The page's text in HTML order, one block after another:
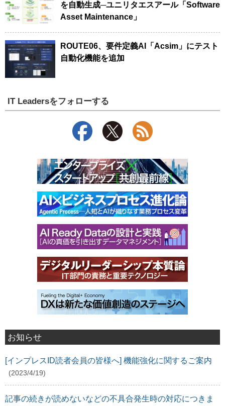
を自動生成─ユニリタエスアール「Software
Asset Maintenance」
ROUTE06、要件定義AI「Acsim」にテスト
自動化機能を追加
IT Leadersをフォローする
お知らせ
[インプレスID読者会員の皆様へ] 機能強化に関するご案内
(2023/4/19)
記事の続きが読めないなどの不具合発生時の対応につきま